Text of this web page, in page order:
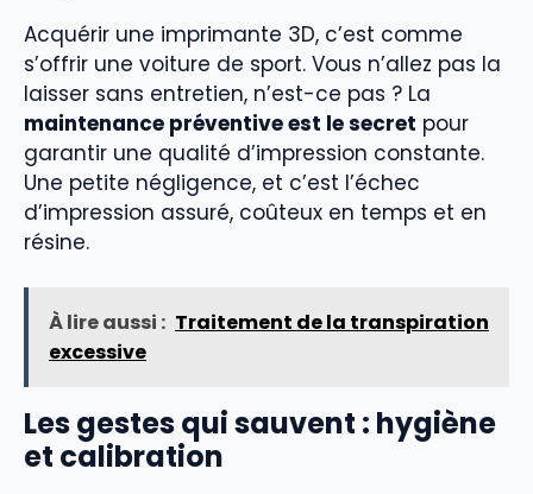
Acquérir une imprimante 3D, c’est comme
s’offrir une voiture de sport. Vous n’allez pas la
laisser sans entretien, n’est-ce pas ? La
maintenance préventive est le secret pour
garantir une qualité d’impression constante.
Une petite négligence, et c’est l’échec
d’impression assuré, coûteux en temps et en
résine.
À lire aussi : Traitement de la transpiration
excessive
Les gestes qui sauvent : hygiène
et calibration